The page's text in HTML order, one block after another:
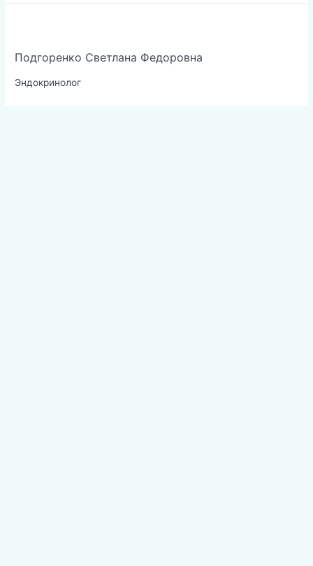
Подгоренко Светлана Федоровна
Эндокринолог